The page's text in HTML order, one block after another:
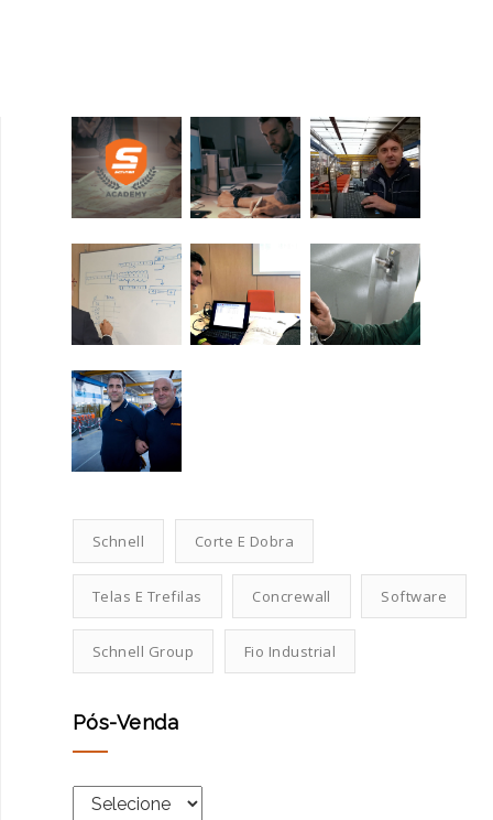
Schnell Corte E Dobra
Telas E Trefilas Concrewall Software
Schnell Group Fio Industrial
Pós-Venda